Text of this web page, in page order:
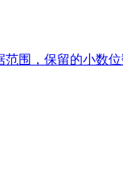
围，保留的小数